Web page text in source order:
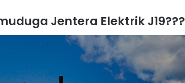
Jentera Elektrik J19???